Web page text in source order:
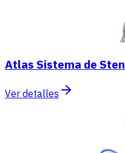
Atlas Sistema de
Ver detalles